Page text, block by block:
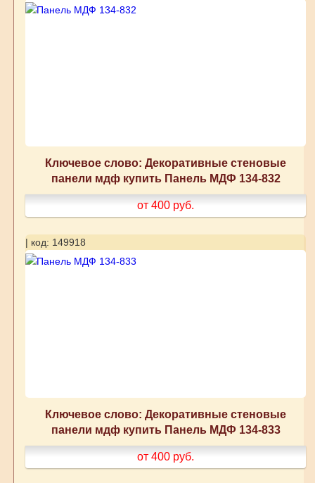
Ключевое слово: Декоративные стеновые
панели мдф купить Панель МДФ 134-832
от 400 руб.
| код: 149918
Ключевое слово: Декоративные стеновые
панели мдф купить Панель МДФ 134-833
от 400 руб.